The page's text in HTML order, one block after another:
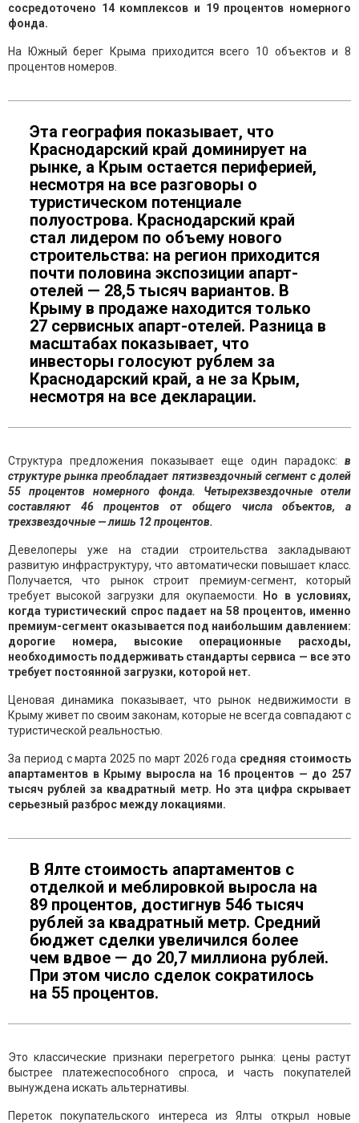
сосредоточено 14 комплексов и 19 процентов номерного
фонда.
На Южный берег Крыма приходится всего 10 объектов и 8
процентов номеров.
Эта география показывает, что
Краснодарский край доминирует на
рынке, а Крым остается периферией,
несмотря на все разговоры о
туристическом потенциале
полуострова. Краснодарский край
стал лидером по объему нового
строительства: на регион приходится
почти половина экспозиции апарт-
отелей — 28,5 тысяч вариантов. В
Крыму в продаже находится только
27 сервисных апарт-отелей. Разница в
масштабах показывает, что
инвесторы голосуют рублем за
Краснодарский край, а не за Крым,
несмотря на все декларации.
Структура предложения показывает еще один парадокс: в
структуре рынка преобладает пятизвездочный сегмент с долей
55 процентов номерного фонда. Четырехзвездочные отели
составляют 46 процентов от общего числа объектов, а
трехзвездочные — лишь 12 процентов.
Девелоперы уже на стадии строительства закладывают
развитую инфраструктуру, что автоматически повышает класс.
Получается, что рынок строит премиум-сегмент, который
требует высокой загрузки для окупаемости.
Но в условиях,
когда туристический спрос падает на 58 процентов, именно
премиум-сегмент оказывается под наибольшим давлением:
дорогие номера, высокие операционные расходы,
необходимость поддерживать стандарты сервиса — все это
требует постоянной загрузки, которой нет.
Ценовая динамика показывает, что рынок недвижимости в
Крыму живет по своим законам, которые не всегда совпадают с
туристической реальностью.
За период с марта 2025 по март 2026 года средняя стоимость
апартаментов в Крыму выросла на 16 процентов — до 257
тысяч рублей за квадратный метр. Но эта цифра скрывает
серьезный разброс между локациями.
В Ялте стоимость апартаментов с
отделкой и меблировкой выросла на
89 процентов, достигнув 546 тысяч
рублей за квадратный метр. Средний
бюджет сделки увеличился более
чем вдвое — до 20,7 миллиона рублей.
При этом число сделок сократилось
на 55 процентов.
Это классические признаки перегретого рынка: цены растут
быстрее платежеспособного спроса, и часть покупателей
вынуждена искать альтернативы.
Переток покупательского интереса из Ялты открыл новые